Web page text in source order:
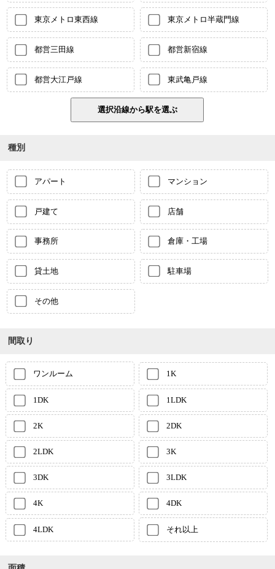
東京メトロ東西線 東京メトロ半蔵門線
都営三田線 都営新宿線
都営大江戸線 東武亀戸線
種別
アパート マンション
戸建て 店舗
事務所 倉庫・工場
貸土地 駐車場
その他
間取り
ワンルーム 1K
1DK 1LDK
2K 2DK
2LDK 3K
3DK 3LDK
4K 4DK
4LDK それ以上